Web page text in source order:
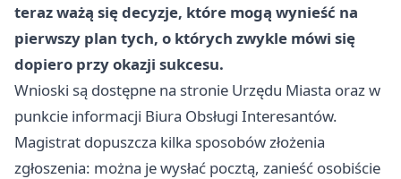
teraz ważą się decyzje, które mogą wynieść na
pierwszy plan tych, o których zwykle mówi się
dopiero przy okazji sukcesu.
Wnioski są dostępne na stronie Urzędu Miasta oraz w
punkcie informacji Biura Obsługi Interesantów.
Magistrat dopuszcza kilka sposobów złożenia
zgłoszenia: można je wysłać pocztą, zanieść osobiście